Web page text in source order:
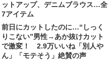
ットアップ、デニムブラウス…全
7アイテム
前日にカットしたのに…“しっく
りこない”男性→あか抜けカット
で激変！ 2.9万いいね「別人や
ん」「モテそう」絶賛の声